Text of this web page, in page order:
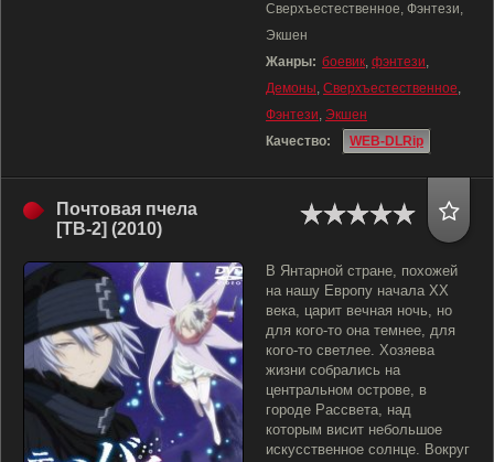
Сверхъестественное, Фэнтези,
Экшен
Жанры: боевик, фэнтези,
Демоны, Сверхъестественное,
Фэнтези, Экшен
Качество:
WEB-DLRip
Почтовая пчела
[ТВ-2] (2010)
В Янтарной стране, похожей
на нашу Европу начала XX
века, царит вечная ночь, но
для кого-то она темнее, для
кого-то светлее. Хозяева
жизни собрались на
центральном острове, в
городе Рассвета, над
которым висит небольшое
искусственное солнце. Вокруг